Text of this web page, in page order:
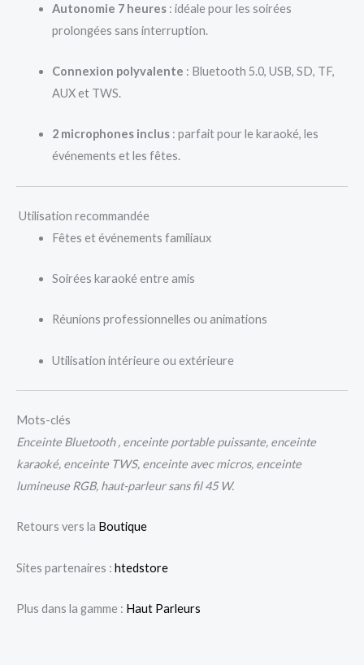
Autonomie 7 heures: idéale pour les soirées
prolongées sans interruption.
Connexion polyvalente : Bluetooth 5.0, USB, SD, TF,
AUX et TWS.
2 microphones inclus: parfait pour le karaoké, les
événements et les fêtes.
Utilisation recommandée
Fêtes et événements familiaux
Soirées karaoké entre amis
Réunions professionnelles ou animations
Utilisation intérieure ou extérieure
Mots-clés
Enceinte Bluetooth , enceinte portable puissante, enceinte
karaoké, enceinte TWS, enceinte avec micros, enceinte
lumineuse RGB, haut-parleur sans fil 45 W.
Retours vers la Boutique
Sites partenaires : htedstore
Plus dans la gamme : Haut Parleurs